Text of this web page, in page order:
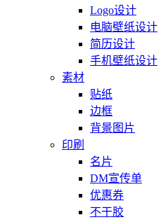
Logo设计
电脑壁纸设计
简历设计
手机壁纸设计
素材
贴纸
边框
背景图片
印刷
名片
DM宣传单
优惠券
不干胶